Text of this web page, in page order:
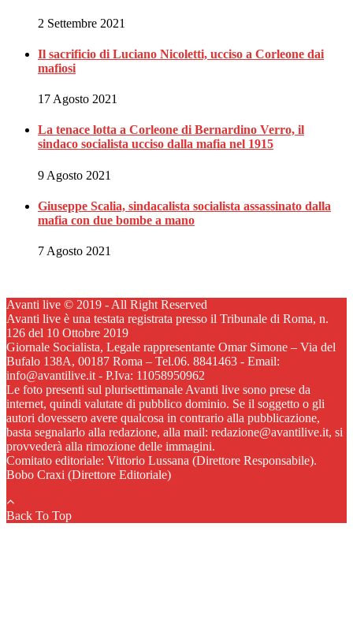
2 Settembre 2021
Il sacrificio di Luciano Nicoletti, ucciso a Corleone dai
mafiosi
17 Agosto 2021
La tenace lotta a Corleone di Bernardino Verro, il
sindaco socialista ucciso dalla mafia nel 1915
9 Agosto 2021
Giuseppe Scalia, sindacalista socialista assassinato dalla
mafia con due bombe a mano
7 Agosto 2021
Avanti live © 2019 - All Right Reserved
Avanti live è una testata registrata presso il Tribunale di Roma, n.
126 del 10 Ottobre 2019
Giornale Socialista, Legale rappresentante Omar Simone – Via del
Bufalo 138A, 00187 Roma – Tel.06. 8841463 - Email:
info@avantilive.it - P.Iva: 11058950962
Le foto presenti sul plurisettimanale Avanti live sono prese da
internet, quindi valutate di pubblico dominio. Se il soggetto o gli
autori dovessero avere qualcosa in contrario alla pubblicazione,
basta segnalarlo alla redazione, alla mail: redazione@avantilive.it, si
provvederà alla rimozione delle immagini.
Comitato editoriale: Vittorio Lussana (Direttore Responsabile).
Bobo Craxi (Direttore Editoriale)
Back To Top